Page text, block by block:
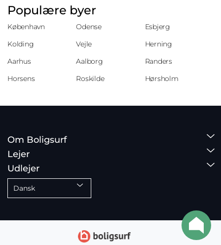
Populære byer
København Odense
Esbjerg
Kolding
Vejle
Herning
Aarhus
Aalborg
Randers
Horsens
Roskilde Hørsholm
Om Boligsurf
Lejer
Udlejer